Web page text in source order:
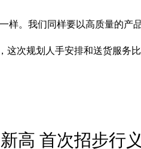
样。我们同样要以高质量的产
这次规划人手安排和送货服
高 首次招步行